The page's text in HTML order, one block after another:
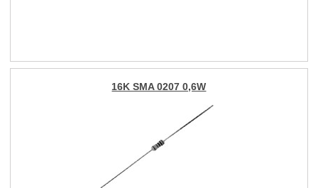
16K SMA 0207 0,6W